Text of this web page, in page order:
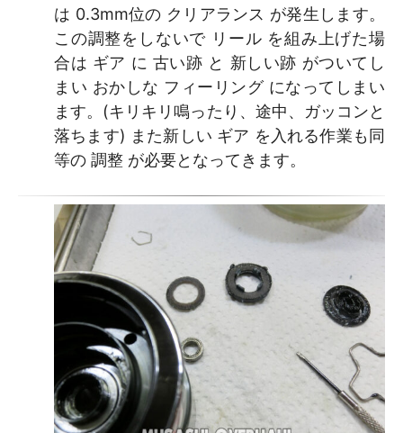
は 0.3mm位の クリアランス が発生します。
この調整をしないで リール を組み上げた場
合は ギア に 古い跡 と 新しい跡 がついてし
まい おかしな フィーリング になってしまい
ます。(キリキリ鳴ったり、途中、ガッコンと
落ちます) また新しい ギア を入れる作業も同
等の 調整 が必要となってきます。